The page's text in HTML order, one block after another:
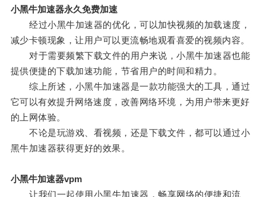
小黑牛加速器永久免费加速
经过小黑牛加速器的优化，可以加快视频的加载速度，
减少卡顿现象，让用户可以更流畅地观看喜爱的视频内容。
对于需要频繁下载文件的用户来说，小黑牛加速器也能
提供便捷的下载加速功能，节省用户的时间和精力。
综上所述，小黑牛加速器是一款功能强大的工具，通过
它可以有效提升网络速度，改善网络环境，为用户带来更好
的上网体验。
不论是玩游戏、看视频，还是下载文件，都可以通过小
黑牛加速器获得更好的效果。
小黑牛加速器vpm
让我们一起使用小黑牛加速器，畅享网络的便捷和流